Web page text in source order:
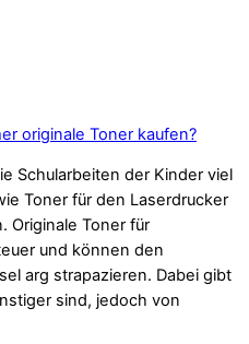
originale Toner kaufen?
Schularbeiten der Kinder viel
Toner für den Laserdrucker
Originale Toner für
und können den
arg strapazieren. Dabei gibt
sind, jedoch von